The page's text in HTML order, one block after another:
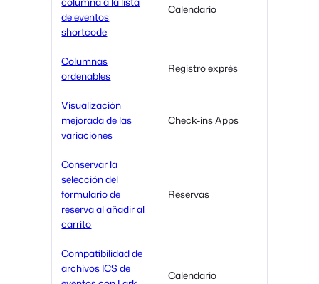
de eventos
shortcode
Calendario
Columnas
ordenables
Registro exprés
Visualización
mejorada de las
variaciones
Check-ins Apps
Conservar la
selección del
formulario de
reserva al añadir al
carrito
Reservas
Compatibilidad de
archivos ICS de
Calendario